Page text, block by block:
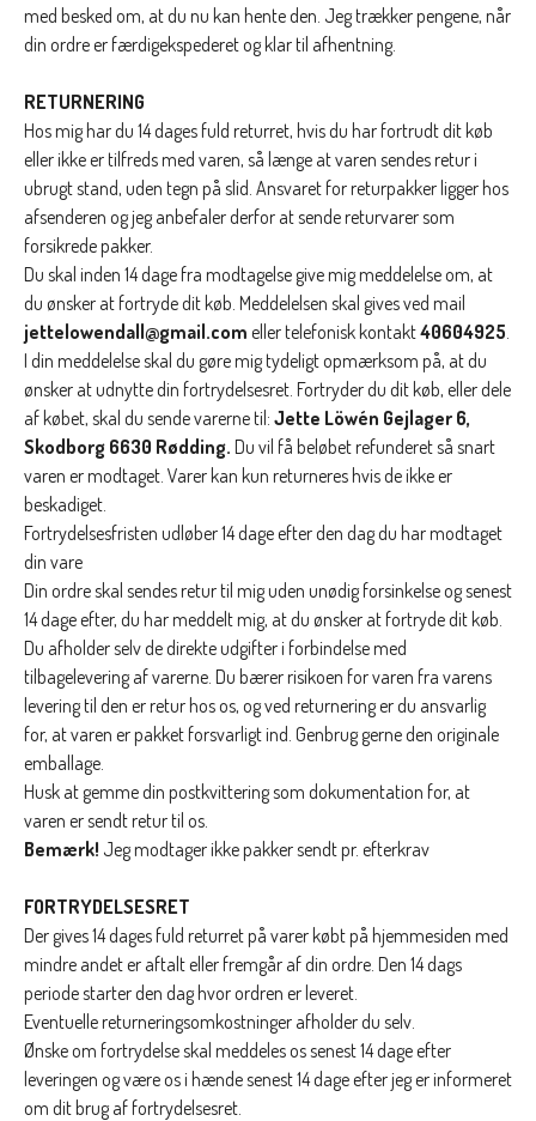
med besked om, at du nu kan hente den. Jeg trækker pengene, når
din ordre er færdigekspederet og klar til afhentning.
RETURNERING
Hos mig har du 14 dages fuld returret, hvis du har fortrudt dit køb
eller ikke er tilfreds med varen, så længe at varen sendes retur i
ubrugt stand, uden tegn på slid. Ansvaret for returpakker ligger hos
afsenderen og jeg anbefaler derfor at sende returvarer som
forsikrede pakker.
Du skal inden 14 dage fra modtagelse give mig meddelelse om, at
du ønsker at fortryde dit køb. Meddelelsen skal gives ved mail
jettelowendall@gmail.com eller telefonisk kontakt40604925.
I din meddelelse skal du gøre mig tydeligt opmærksom på, at du
ønsker at udnytte din fortrydelsesret. Fortryder du dit køb, eller dele
af købet, skal du sende varerne til: Jette Löwén Gejlager 6,
Skodborg 6630 Rødding. Du vil få beløbet refunderet så snart
varen er modtaget. Varer kan kun returneres hvis de ikke er
beskadiget.
Fortrydelsesfristen udløber 14 dage efter den dag du har modtaget
din vare
Din ordre skal sendes retur til mig uden unødig forsinkelse og senest
14 dage efter, du har meddelt mig, at du ønsker at fortryde dit køb.
Du afholder selv de direkte udgifter i forbindelse med
tilbagelevering af varerne. Du bærer risikoen for varen fra varens
levering til den er retur hos os, og ved returnering er du ansvarlig
for, at varen er pakket forsvarligt ind. Genbrug gerne den originale
emballage.
Husk at gemme din postkvittering som dokumentation for, at
varen er sendt retur til os.
Bemærk! Jeg modtager ikke pakker sendt pr. efterkrav
FORTRYDELSESRET
Der gives 14 dages fuld returret på varer købt på hjemmesiden med
mindre andet er aftalt eller fremgår af din ordre. Den 14 dags
periode starter den dag hvor ordren er leveret.
Eventuelle returneringsomkostninger afholder du selv.
Ønske om fortrydelse skal meddeles os senest 14 dage efter
leveringen og være os i hænde senest 14 dage efter jeg er informeret
om dit brug af fortrydelsesret.